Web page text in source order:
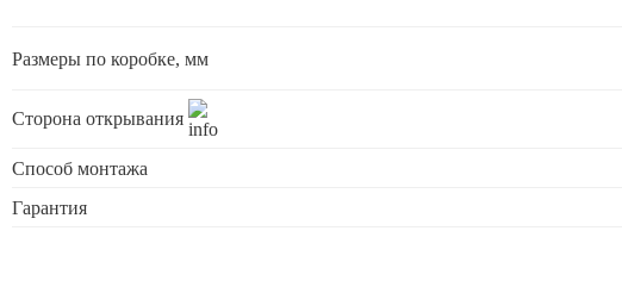
Размеры по коробке, мм
Сторона открывания
Способ монтажа
Гарантия